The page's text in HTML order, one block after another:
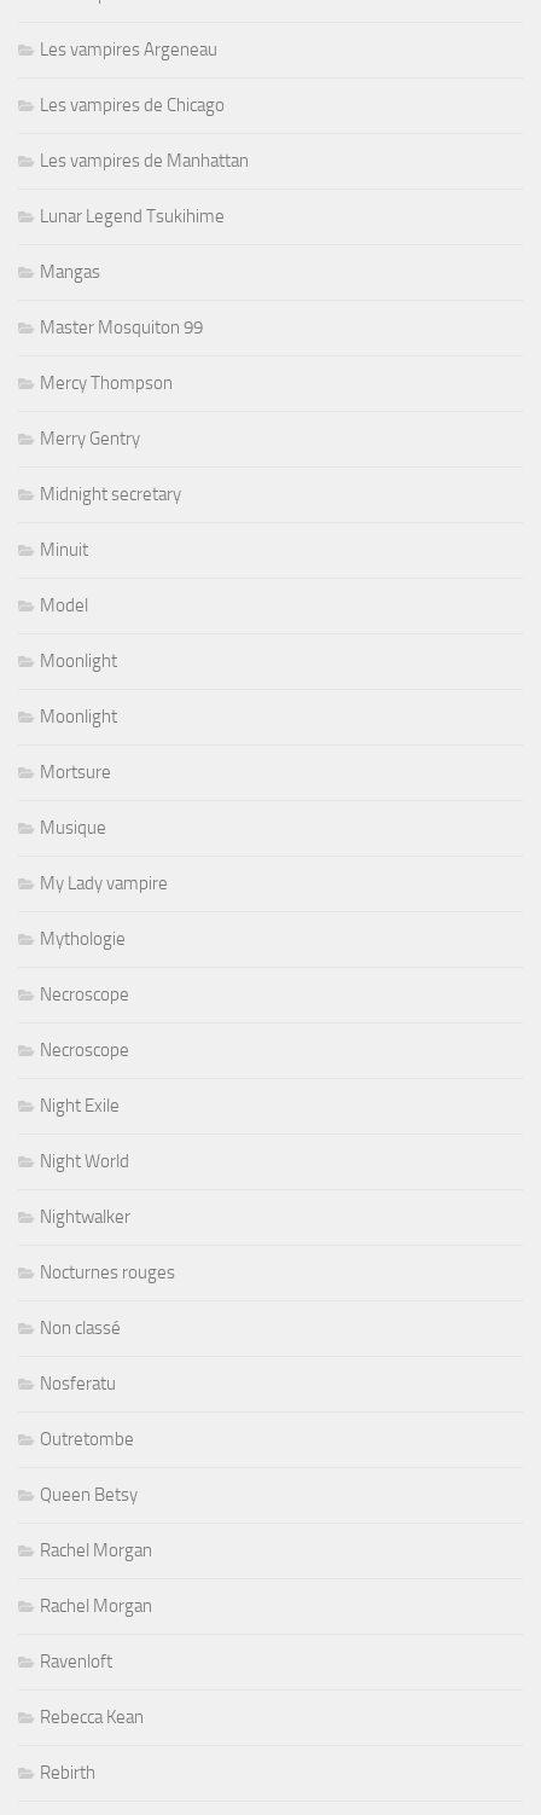
Les vampires Argeneau
Les vampires de Chicago
Les vampires de Manhattan
Lunar Legend Tsukihime
Mangas
Master Mosquiton 99
Mercy Thompson
Merry Gentry
Midnight secretary
Minuit
Model
Moonlight
Moonlight
Mortsure
Musique
My Lady vampire
Mythologie
Necroscope
Necroscope
Night Exile
Night World
Nightwalker
Nocturnes rouges
Non classé
Nosferatu
Outretombe
Queen Betsy
Rachel Morgan
Rachel Morgan
Ravenloft
Rebecca Kean
Rebirth